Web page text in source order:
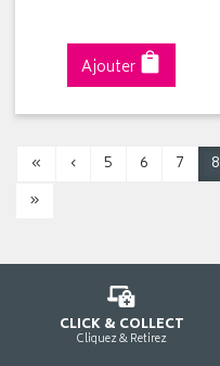
Ajouter
« ‹ 5 6 7 8
»
CLICK & COLLECT
Cliquez & Retirez